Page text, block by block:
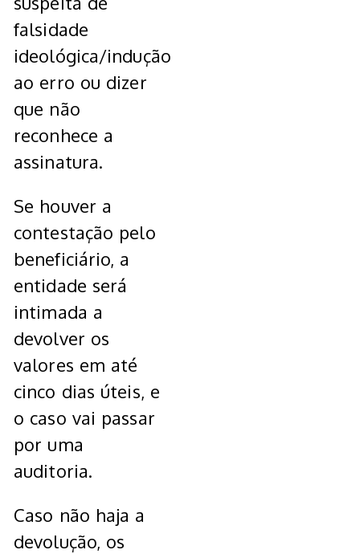
falsidade
ideológica/indução
ao erro ou dizer
que não
reconhece a
assinatura.
Se houver a
contestação pelo
beneficiário, a
entidade será
intimada a
devolver os
valores em até
cinco dias úteis, e
o caso vai passar
por uma
auditoria.
Caso não haja a
devolução, os